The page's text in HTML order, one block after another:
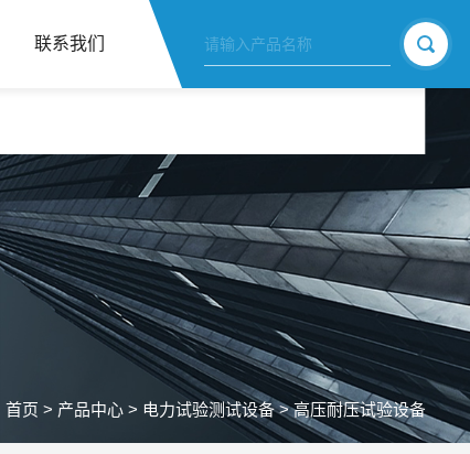
联系我们
首页 > 产品中心> 电力试验测试设备>高压耐压试验设备